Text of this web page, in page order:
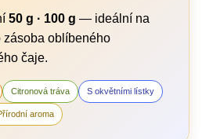
50 g · 100 g — ideální na
oblíbeného
čaje.
Citronová tráva S okvětními lístky
aroma